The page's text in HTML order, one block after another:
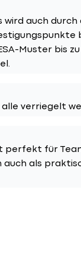
wird auch
Muster bis
verriegelt
perfekt für
auch als